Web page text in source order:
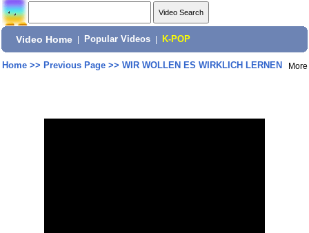
Video Home Popular Videos K-POP
Home>> Previous Page>> WIR WOLLEN ES WIRKLICH LERNEN More